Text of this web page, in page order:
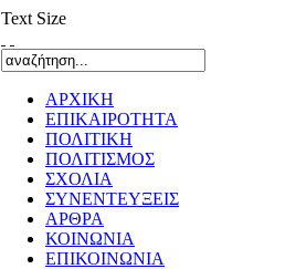
Text Size
ΑΡΧΙΚΗ
ΕΠΙΚΑΙΡΟΤΗΤΑ
ΠΟΛΙΤΙΚΗ
ΠΟΛΙΤΙΣΜΟΣ
ΣΧΟΛΙΑ
ΣΥΝΕΝΤΕΥΞΕΙΣ
ΑΡΘΡΑ
ΚΟΙΝΩΝΙΑ
ΕΠΙΚΟΙΝΩΝΙΑ